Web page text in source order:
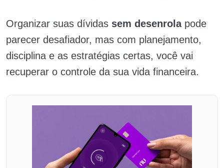
Organizar suas dívidas sem desenrolapode
parecer desafiador, mas com planejamento,
disciplina e as estratégias certas, você vai
recuperar o controle da sua vida financeira.